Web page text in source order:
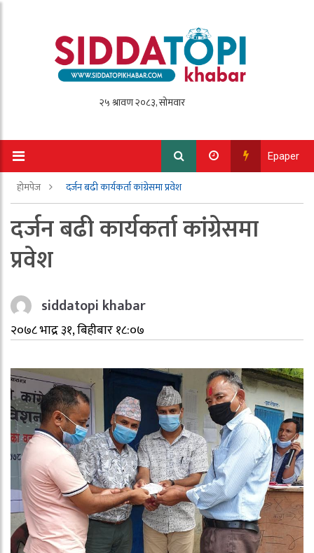
Epaper
होमपेज दर्जन बढी कार्यकर्ता कांग्रेसमा प्रवेश
दर्जन बढी कार्यकर्ता कांग्रेसमा
प्रवेश
siddatopi khabar
२०७८ भाद्र ३१, बिहीबार १८:०७